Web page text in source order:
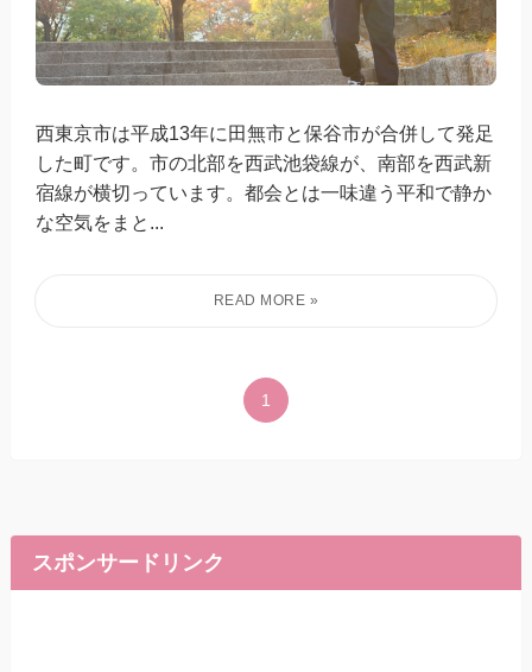
西東京市は平成13年に田無市と保谷市が合併して発足
した町です。市の北部を西武池袋線が、南部を西武新
宿線が横切っています。都会とは一味違う平和で静か
な空気をまと...
1
スポンサードリンク